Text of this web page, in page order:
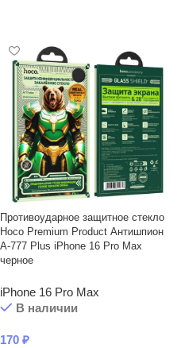
Противоударное защитное стекло
Hoco Premium Product Антишпион
A-777 Plus iPhone 16 Pro Max
черное
iPhone 16 Pro Max
В наличии
170 ₽